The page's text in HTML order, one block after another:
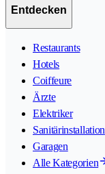
Entdecken
Restaurants
Hotels
Coiffeure
Ärzte
Elektriker
Sanitärinstallation
Garagen
Alle Kategorien